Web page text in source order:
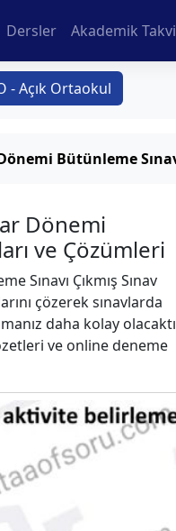
Dersler Akademik
- Açık Ortaokul
Bütünleme
Dönemi
ve Çözümleri
Sınavı Çıkmış Sınav
çözerek sınavlarda
daha kolay
ve online deneme